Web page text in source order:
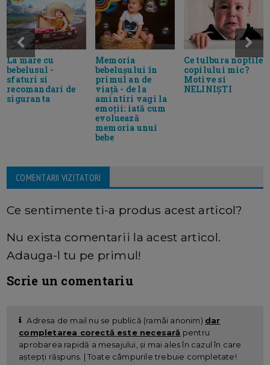
La mare cu
bebelusul -
sfaturi si
recomandari de
siguranta
Memoria
bebelușului în
primul an de
viață - de la
amintiri vagi la
emoții: iată cum
evoluează
memoria unui
bebe
Ce tulbura noptile
copilului mic?
Motive si
NELINIȘTI
COMENTARII VIZITATORI
Ce sentimente ti-a produs acest articol?
Nu exista comentarii la acest articol.
Adauga-l tu pe primul!
Scrie un comentariu
Adresa de mail nu se publică (ramâi anonim) dar
completarea corectă este necesară pentru
aprobarea rapidă a mesajului, și mai ales în cazul în care
aștepți răspuns. | Toate câmpurile trebuie completate!